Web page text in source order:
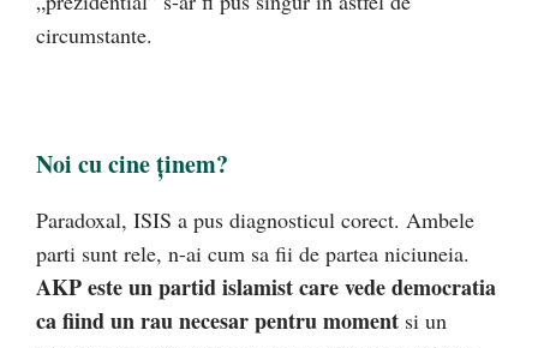
circumstante.
Noi cu cine ținem?
Paradoxal, ISIS a pus diagnosticul corect. Ambele
parti sunt rele, n-ai cum sa fii de partea niciuneia.
AKP este un partid islamist care vede democratia
ca fiind un rau necesar pentru moment si un